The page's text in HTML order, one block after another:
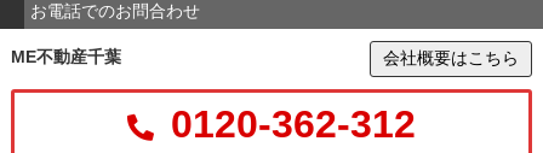
お電話でのお問合わせ
ME不動産千葉 会社概要はこちら
0120-362-312